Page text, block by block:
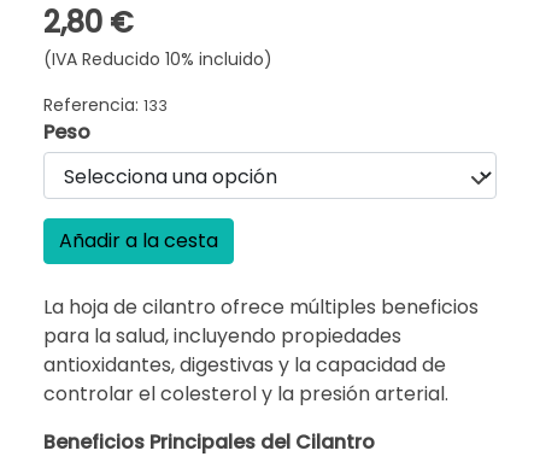
2,80 €
(IVA Reducido 10% incluido)
Referencia: 133
Peso
Añadir a la cesta
La hoja de cilantro ofrece múltiples beneficios
para la salud, incluyendo propiedades
antioxidantes, digestivas y la capacidad de
controlar el colesterol y la presión arterial.
Beneficios Principales del Cilantro